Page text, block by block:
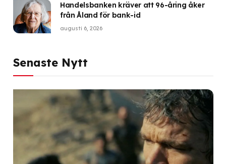
Handelsbanken kräver att 96-åring åker
från Åland för bank-id
augusti 6, 2026
Senaste Nytt